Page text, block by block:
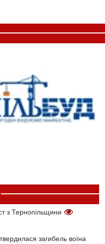
з Тернопільщини
загибель воїна